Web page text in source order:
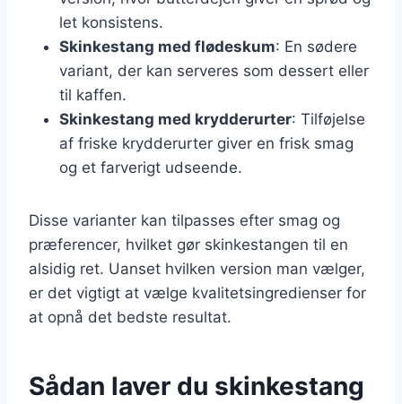
let konsistens.
Skinkestang med flødeskum: En sødere
variant, der kan serveres som dessert eller
til kaffen.
Skinkestang med krydderurter: Tilføjelse
af friske krydderurter giver en frisk smag
og et farverigt udseende.
Disse varianter kan tilpasses efter smag og
præferencer, hvilket gør skinkestangen til en
alsidig ret. Uanset hvilken version man vælger,
er det vigtigt at vælge kvalitetsingredienser for
at opnå det bedste resultat.
Sådan laver du skinkestang